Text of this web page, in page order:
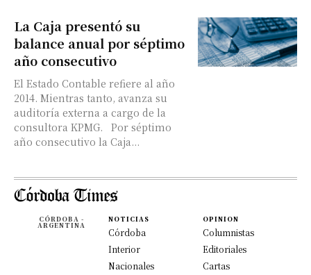
La Caja presentó su
balance anual por séptimo
año consecutivo
El Estado Contable refiere al año
2014. Mientras tanto, avanza su
auditoría externa a cargo de la
consultora KPMG. Por séptimo
año consecutivo la Caja...
CÓRDOBA -
ARGENTINA
NOTICIAS
Córdoba
Interior
Nacionales
OPINION
Columnistas
Editoriales
Cartas